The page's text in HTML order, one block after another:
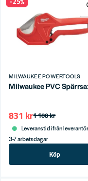
MILWAUKEE POWERTOOLS
Milwaukee PVC
1 108 kr
831 kr
Leveranstid ifrån
3-7 arbetsdagar
Köp